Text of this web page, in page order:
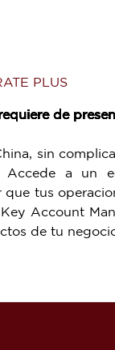
PLUS
de
sin
Accede a un
tus
Account
de tu